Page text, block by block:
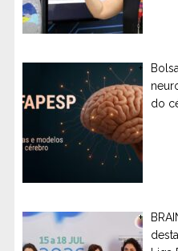
do